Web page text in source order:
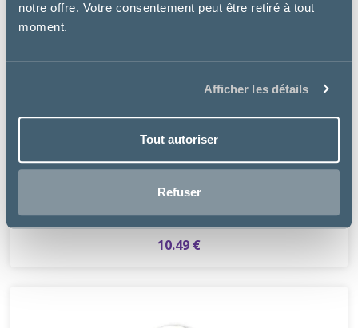
notre offre. Votre consentement peut être retiré à tout
moment.
Afficher les détails
Tout autoriser
Refuser
COUNTRY LOOPS - FRIANDISES
10.49 €